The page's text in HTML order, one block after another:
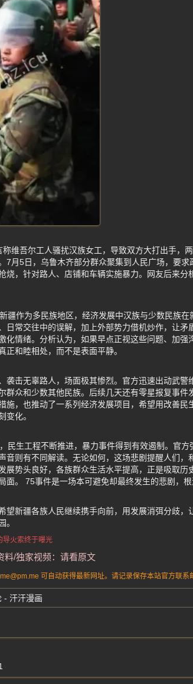
维吾尔工人骚扰汉族女工，导致双方大打出手，
7月5日，乌鲁木齐部分群众聚集到人民广场，要求
烧，针对路人、店铺和车辆实施暴力。网友后来分
疆作为多民族地区，经济发展中汉族与少数民族在
常交往中的误解，加上外部势力借机炒作，让矛
情绪。分析认为，如果早点正视这些问题、加强
和睦相处，而不是表面平静。
袭击无辜路人，场面极其惨烈。官方迅速出动武警
众和少数其他民族。后续几天还有零星报复事件
施，也推动了一系列经济发展项目，希望用改善民
变化。
民生工程不断推进，暴力事件得到有效遏制。官方
则有不同解读。无论如何，这场悲剧提醒人们，
势头良好，各族群众生活水平提高，正是吸取历
面。 75事件是一场本可避免却最终发生的悲剧，
新疆各族人民继续携手向前，用发展消弭分歧，
。
导火索终于曝光
料/独家视频：请看原文
可自动获得最新网址。请记录保存本站官方联系
- 汗汗漫画